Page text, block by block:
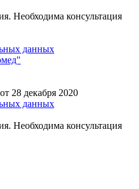
Необходима консультация
данных
28 декабря 2020
данных
Необходима консультация